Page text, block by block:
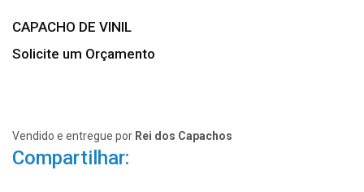
CAPACHO DE VINIL
Solicite um Orçamento
Vendido e entregue por Rei dos Capachos
Compartilhar: